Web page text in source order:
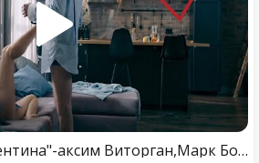
"День слепого Валентина"-аксим Виторган,Марк Богатырев,Олеся Судзиловская (2022)